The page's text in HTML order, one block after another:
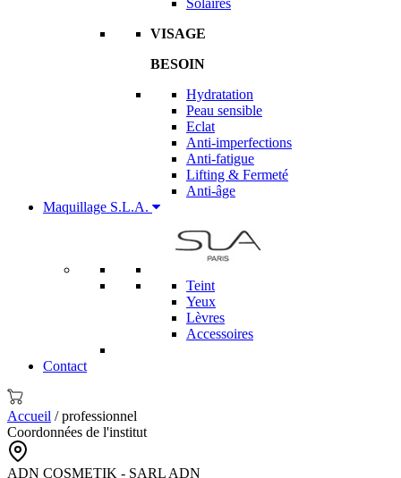
Solaires
VISAGE
BESOIN
Hydratation
Peau sensible
Eclat
Anti-imperfections
Anti-fatigue
Lifting & Fermeté
Anti-âge
Maquillage S.L.A.
Teint
Yeux
Lèvres
Accessoires
Contact
Accueil / professionnel
Coordonnées de l'institut
ADN COSMETIK - SARL ADN